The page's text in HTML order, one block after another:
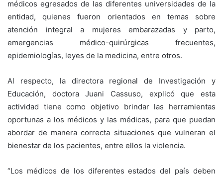
médicos egresados de las diferentes universidades de la
entidad, quienes fueron orientados en temas sobre
atención integral a mujeres embarazadas y parto,
emergencias médico-quirúrgicas frecuentes,
epidemiologías, leyes de la medicina, entre otros.
Al respecto, la directora regional de Investigación y
Educación, doctora Juani Cassuso, explicó que esta
actividad tiene como objetivo brindar las herramientas
oportunas a los médicos y las médicas, para que puedan
abordar de manera correcta situaciones que vulneran el
bienestar de los pacientes, entre ellos la violencia.
“Los médicos de los diferentes estados del país deben